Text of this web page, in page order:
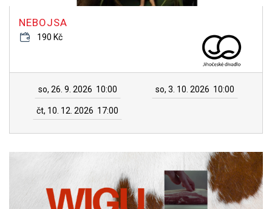
NEBOJSA
190 Kč
so, 26. 9. 2026 10:00 so, 3. 10. 2026 10:00
čt, 10. 12. 2026 17:00